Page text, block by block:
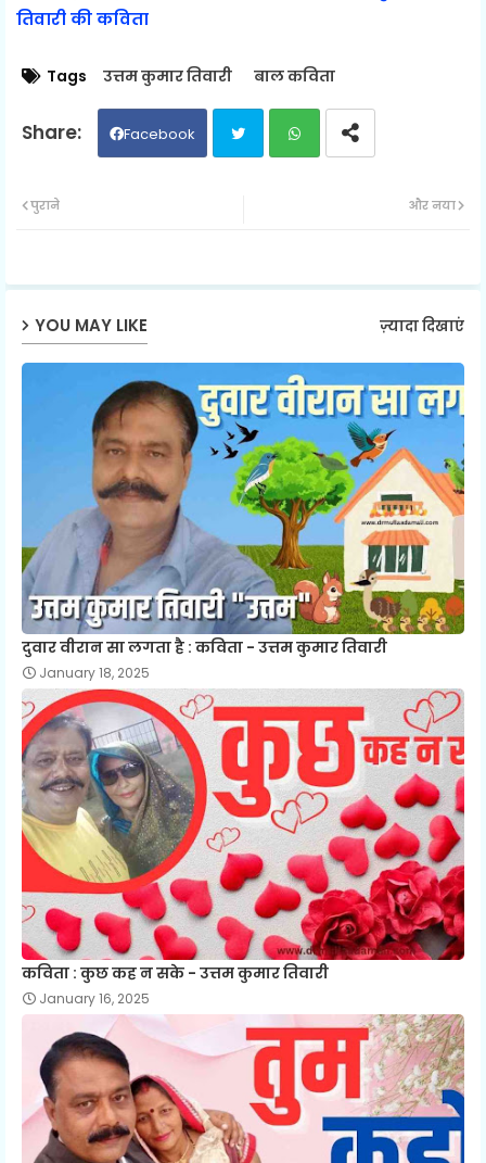
तिवारी की कविता
Tags उत्तम कुमार तिवारी बाल कविता
Facebook
ap
और नया
पुराने
YOU MAY LIKE ज़्यादा दिखाएं
दुवार वीरान सा लगता है : कविता - उत्तम कुमार तिवारी
January 18, 2025
कविता : कुछ कह न सके - उत्तम कुमार तिवारी
January 16, 2025